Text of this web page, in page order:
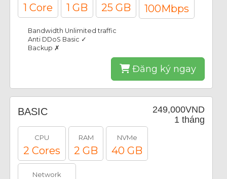
1 Core 1 GB 25 GB 100Mbps
Bandwidth Unlimited traffic
Anti DDoS Basic ✓
Backup ✗
Đăng ký ngay
249,000VND
1 tháng
BASIC
CPU
2 Cores
RAM
2 GB
NVMe
40 GB
Network